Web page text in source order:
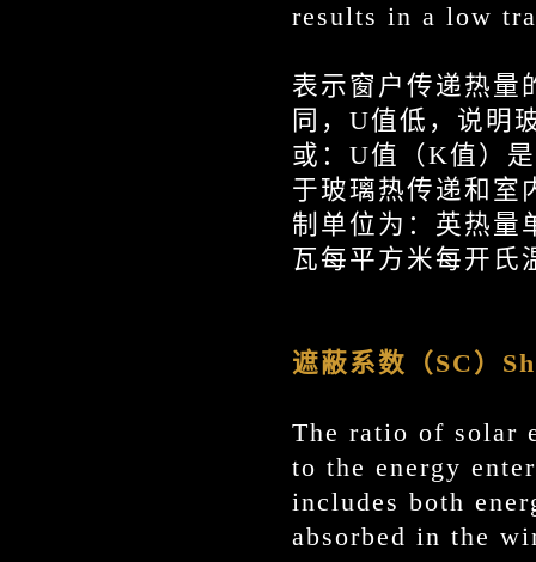
results in a low
表示窗户传递热量
同，U值低，说明
或：U值（K值）
于玻璃热传递和室
制单位为：英热量
瓦每平方米每开氏
遮蔽系数（SC）
The ratio of solar
to the energy
includes both
absorbed in the